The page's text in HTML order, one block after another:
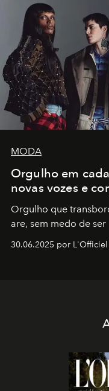
MODA
Orgulho em
novas vozes e
Orgulho que
are, sem medo de ser
30.06.2025 por L'Officiel